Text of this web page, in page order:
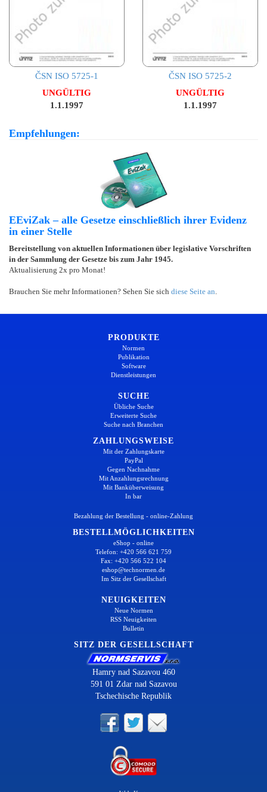
ČSN ISO 5725-1
UNGÜLTIG
1.1.1997
ČSN ISO 5725-2
UNGÜLTIG
1.1.1997
Empfehlungen:
EEviZak – alle Gesetze einschließlich ihrer Evidenz
in einer Stelle
Bereitstellung von aktuellen Informationen über legislative Vorschriften
in der Sammlung der Gesetze bis zum Jahr 1945.
Aktualisierung 2x pro Monat!
Brauchen Sie mehr Informationen? Sehen Sie sich diese Seite an
PRODUKTE
Normen
Publikation
Software
Dienstleistungen
SUCHE
Übliche Suche
Erweiterte Suche
Suche nach Branchen
ZAHLUNGSWEISE
Mit der Zahlungskarte
PayPal
Gegen Nachnahme
Mit Anzahlungsrechnung
Mit Banküberweisung
In bar
Bezahlung der Bestellung - online-Zahlung
BESTELLMÖGLICHKEITEN
eShop - online
Telefon: +420 566 621 759
Fax: +420 566 522 104
eshop@technormen.de
Im Sitz der Gesellschaft
NEUIGKEITEN
Neue Normen
RSS Neuigkeiten
Bulletin
SITZ DER GESELLSCHAFT
Hamry nad Sazavou 460
591 01 Zdar nad Sazavou
Tschechische Republik